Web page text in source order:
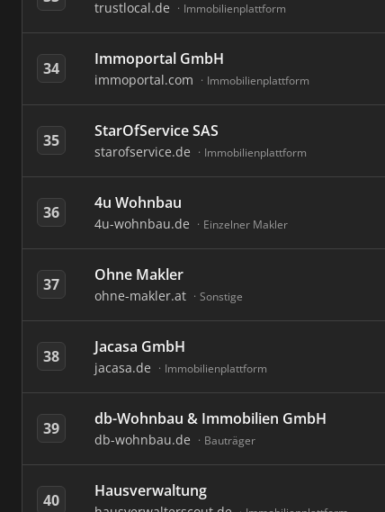
trustlocal.de Immobilienplattform
34 Immoportal GmbH
immoportal.com Immobilienplattform
35 StarOfService SAS
starofservice.de Immobilienplattform
36 4u Wohnbau
4u-wohnbau.de Einzelner Makler
37 Ohne Makler
ohne-makler.at Sonstige
38 Jacasa GmbH
jacasa.de Immobilienplattform
39 db-Wohnbau & Immobilien GmbH
db-wohnbau.de Bauträger
40 Hausverwaltung